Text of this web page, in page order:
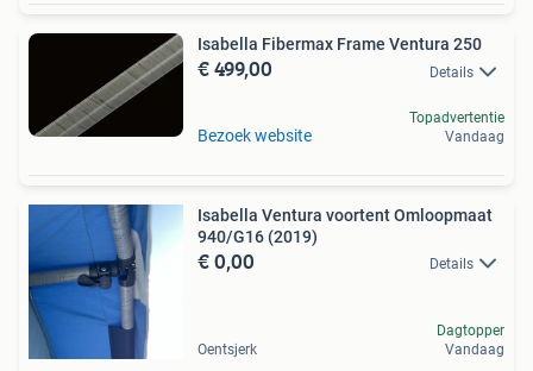
Isabella Fibermax Frame Ventura 250
€ 499,00 Details
Bezoek website
Topadvertentie
Vandaag
Isabella Ventura voortent Omloopmaat
940/G16 (2019)
€ 0,00 Details
Oentsjerk
Dagtopper
Vandaag